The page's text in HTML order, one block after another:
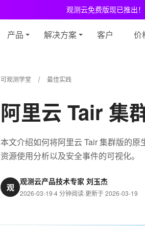
观测云免费版现已推出！
产品 解决方案 客户 价
可观测学堂 最佳实践
阿里云 Tair 集
本文介绍如何将阿里云 Tair 集群版的原
资源使用分析以及安全事件的可视化。
观
观测云产品技术专家 刘玉杰
2026-03-19·4 分钟阅读·更新于 2026-03-19